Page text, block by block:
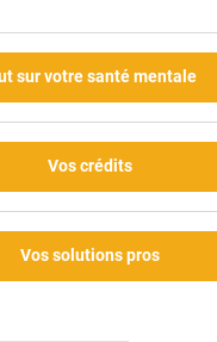
sur votre santé mentale
Vos crédits
Vos solutions pros